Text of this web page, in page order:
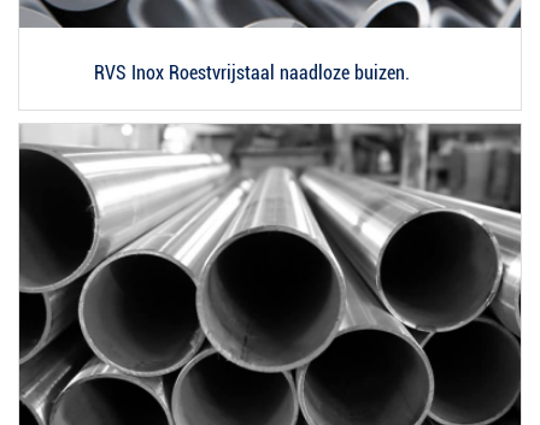
RVS Inox Roestvrijstaal naadloze buizen.